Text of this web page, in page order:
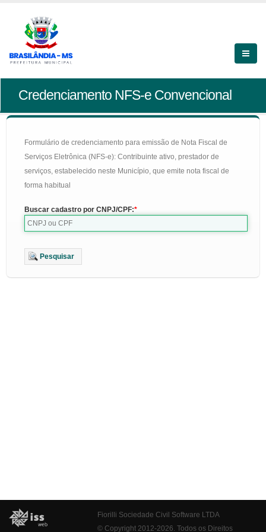
Credenciamento NFS-e Convencional
Formulário de credenciamento para emissão de Nota Fiscal de
Serviços Eletrônica (NFS-e): Contribuinte ativo, prestador de
serviços, estabelecido neste Município, que emite nota fiscal de
forma habitual
Buscar cadastro por CNPJ/CPF:
Pesquisar
Fiorilli Sociedade Civil Software LTDA
© Copyright 2012-2026. Todos os Direitos